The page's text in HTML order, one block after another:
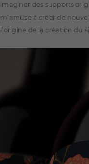
imaginer des supports
m’amuse à créer de
l’origine de la création du